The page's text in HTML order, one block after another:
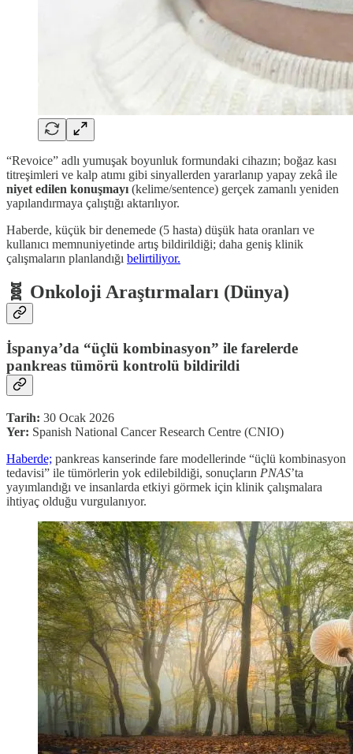
“Revoice” adlı yumuşak boyunluk formundaki cihazın; boğaz kası
titreşimleri ve kalp atımı gibi sinyallerden yararlanıp yapay zekâ ile
niyet edilen konuşmayı (kelime/sentence) gerçek zamanlı yeniden
yapılandırmaya çalıştığı aktarılıyor.
Haberde, küçük bir denemede (5 hasta) düşük hata oranları ve
kullanıcı memnuniyetinde artış bildirildiği; daha geniş klinik
çalışmaların planlandığı belirtiliyor.
🧬 Onkoloji Araştırmaları (Dünya)
İspanya’da “üçlü kombinasyon” ile farelerde
pankreas tümörü kontrolü bildirildi
Tarih: 30 Ocak 2026
Yer: Spanish National Cancer Research Centre (CNIO)
Haberde; pankreas kanserinde fare modellerinde “üçlü kombinasyon
tedavisi” ile tümörlerin yok edilebildiği, sonuçların PNAS’ta
yayımlandığı ve insanlarda etkiyi görmek için klinik çalışmalara
ihtiyaç olduğu vurgulanıyor.